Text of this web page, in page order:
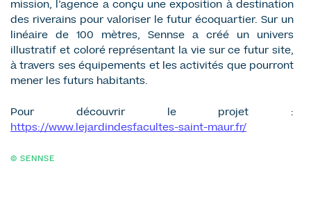
mission, l’agence a conçu une exposition à destination
des riverains pour valoriser le futur écoquartier. Sur un
linéaire de 100 mètres, Sennse a créé un univers
illustratif et coloré représentant la vie sur ce futur site,
à travers ses équipements et les activités que pourront
mener les futurs habitants.
Pour découvrir le projet :
https://www.lejardindesfacultes-saint-maur.fr/
© SENNSE